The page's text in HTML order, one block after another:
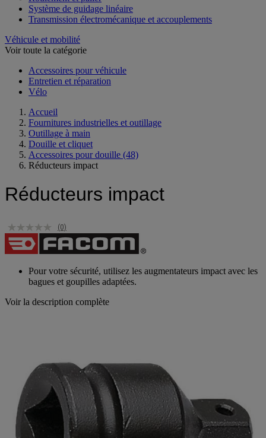
Système de guidage linéaire
Transmission électromécanique et accouplements
Véhicule et mobilité
Voir toute la catégorie
Accessoires pour véhicule
Entretien et réparation
Vélo
Accueil
Fournitures industrielles et outillage
Outillage à main
Douille et cliquet
Accessoires pour douille (48)
Réducteurs impact
Réducteurs impact
(0)
Pour votre sécurité, utilisez les augmentateurs impact avec les
bagues et goupilles adaptées.
Voir la description complète